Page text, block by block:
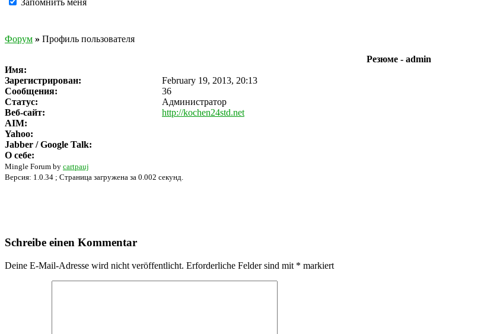
Запомнить меня
Форум » Профиль пользователя
Резюме - admin
Имя:
Зарегистрирован:
February 19, 2013, 20:13
Сообщения:
36
Статус:
Администратор
Веб-сайт:
http://kochen24std.net
AIM:
Yahoo:
Jabber / Google Talk:
О себе:
Mingle Forum by cartpauj
Версия: 1.0.34 ; Страница загружена за 0.002 секунд.
Schreibe einen Kommentar
Deine E-Mail-Adresse wird nicht veröffentlicht. Erforderliche Felder sind mit * markiert